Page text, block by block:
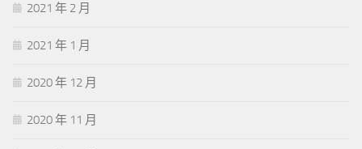
2021 年 2 月
2021 年 1 月
2020 年 12 月
2020 年 11 月